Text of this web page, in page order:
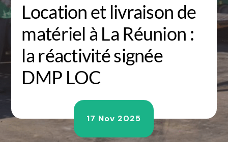
Location et livraison de
matériel à La Réunion :
la réactivité signée
DMP LOC
17 Nov 2025